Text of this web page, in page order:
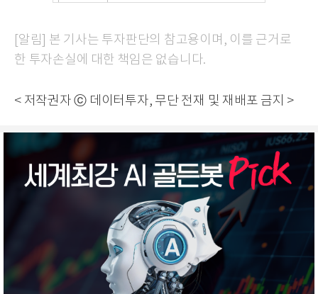
[알림] 본 기사는 투자판단의 참고용이며, 이를 근거로
한 투자손실에 대한 책임은 없습니다.
< 저작권자 ⓒ 데이터투자, 무단 전재 및 재배포 금지 >